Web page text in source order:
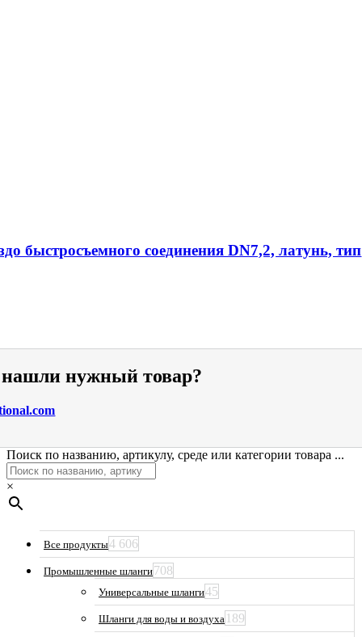
быстросъемного соединения DN7,2, латунь, тип
нужный товар?
Поиск по названию, артикулу, среде или категории товара ...
×
Все продукты4 606
Промышленные шланги708
Универсальные шланги45
Шланги для воды и воздуха 189